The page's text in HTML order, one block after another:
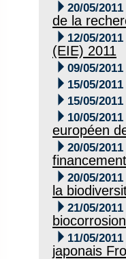
 20/05/2011
de la
 12/05/2011
(EIE) 2011
 09/05/2011
 15/05/2011
 15/05/2011
 10/05/2011
européen
 20/05/2011
 20/05/2011
la
 21/05/2011
biocorrosion
 11/05/2011
japonais